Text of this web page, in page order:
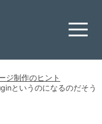
ジ制作のヒント
というのになるのだそう